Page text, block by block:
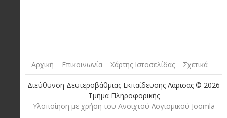
Αρχική Επικοινωνία Χάρτης Ιστοσελίδας Σχετικά
Διεύθυνση Δευτεροβάθμιας Εκπαίδευσης Λάρισας © 2026
Τμήμα Πληροφορικής
Yλοποίηση με χρήση του Ανοιχτού Λογισμικού Joomla